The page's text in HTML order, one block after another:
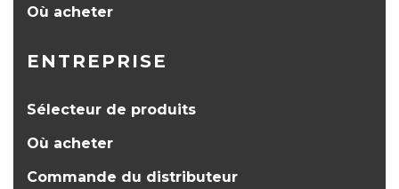
Où acheter
ENTREPRISE
Sélecteur de produits
Où acheter
Commande du distributeur